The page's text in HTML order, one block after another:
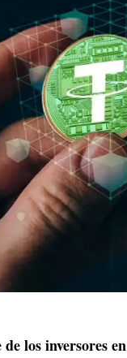
los inversores